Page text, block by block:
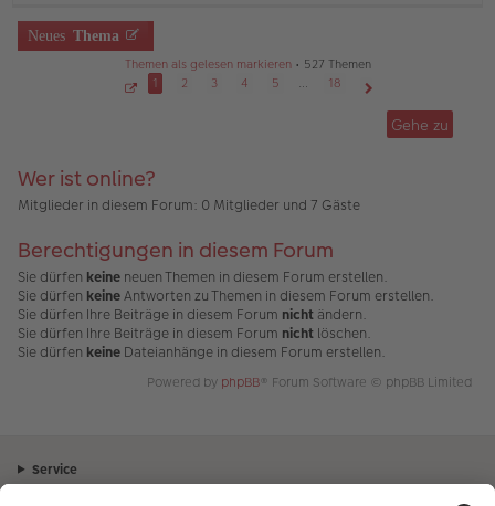
tr
a
e
n
er
n
g
tr
a
g
Neues Thema
Themen als gelesen markieren• 527 Themen
v
o
n
1
1 2 3 4 5 …
18
Gehe zu
Wer ist online?
Mitglieder in diesem Forum: 0 Mitglieder und 7 Gäste
Berechtigungen in diesem Forum
Sie dürfen keine neuen Themen in diesem Forum erstellen.
Sie dürfen keineAntworten zu Themen in diesem Forum erstellen.
Sie dürfen Ihre Beiträge in diesem Forum nicht ändern.
Sie dürfen Ihre Beiträge in diesem Forum nicht löschen.
Sie dürfen keine Dateianhänge in diesem Forum erstellen.
Powered by phpBB® Forum Software © phpBB Limited
Service